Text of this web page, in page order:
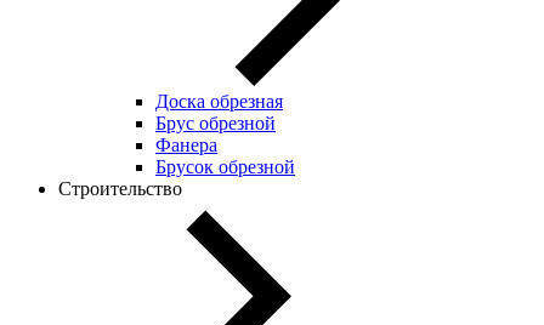
Доска обрезная
Брус обрезной
Фанера
Брусок обрезной
Строительство